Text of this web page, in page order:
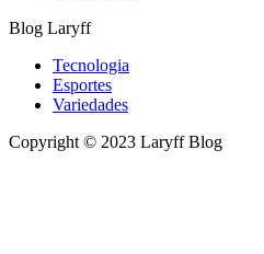
Blog Laryff
Tecnologia
Esportes
Variedades
Copyright © 2023 Laryff Blog